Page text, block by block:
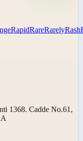
RapidRareRarelyRash
1368. Cadde No.61,